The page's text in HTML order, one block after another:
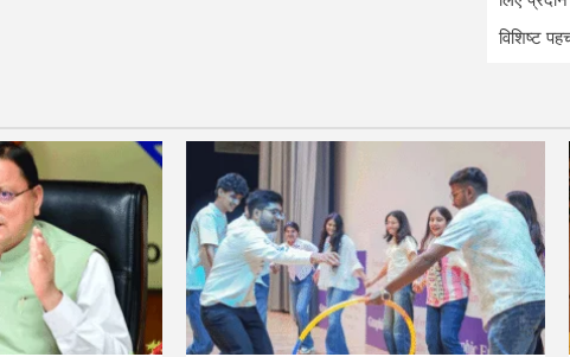
विशिष्ट